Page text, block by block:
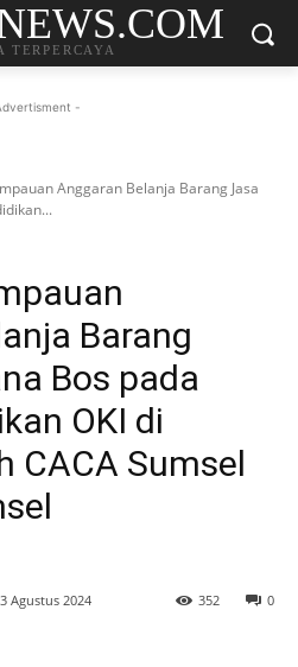
TERPERCAYA
-
Anggaran Belanja Barang Jasa
Barang
Bos pada
OKI di
CACA Sumsel
Agustus 2024 0
352